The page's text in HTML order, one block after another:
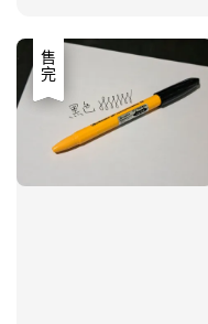
優惠
售完